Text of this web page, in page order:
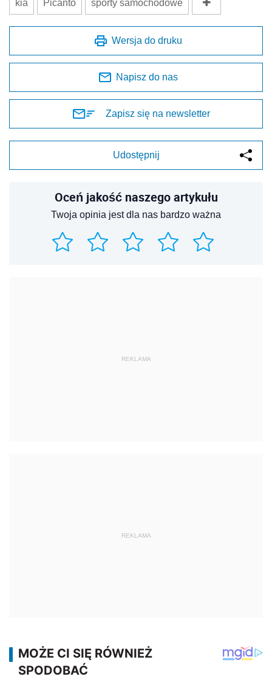
kia Picanto sporty samochodowe
Wersja do druku
Napisz do nas
Zapisz się na newsletter
Udostępnij
Oceń jakość naszego artykułu
Twoja opinia jest dla nas bardzo ważna
REKLAMA
REKLAMA